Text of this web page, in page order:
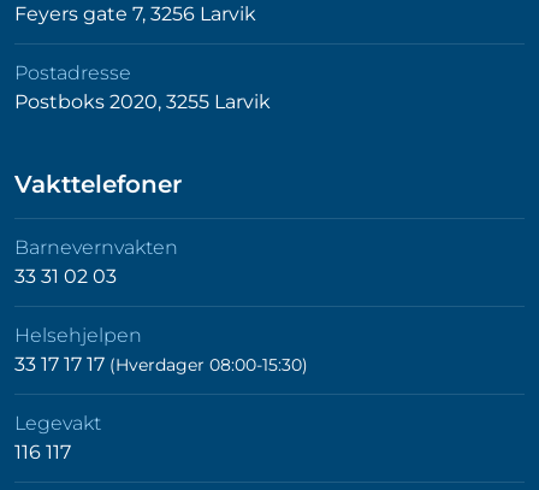
Feyers gate 7, 3256 Larvik
Postadresse
Postboks 2020, 3255 Larvik
Vakttelefoner
Barnevernvakten
33 31 02 03
Helsehjelpen
33 17 17 17 (Hverdager 08:00-15:30)
Legevakt
116 117